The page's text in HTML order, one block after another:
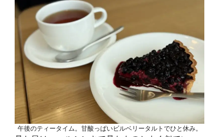
午後のティータイム。甘酸っぱいビルベリータルトでひと休み。